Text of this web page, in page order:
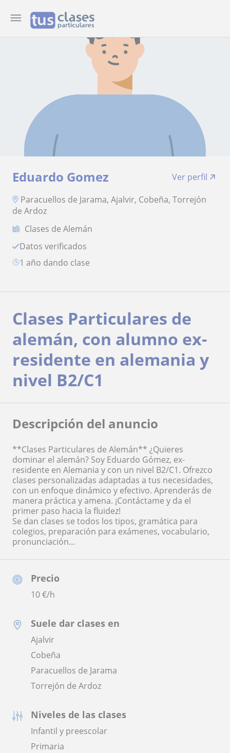
Eduardo Gomez
Ver perfil
Paracuellos de Jarama, Ajalvir, Cobeña, Torrejón
de Ardoz
Clases de Alemán
Datos verificados
1 año dando clase
Precio
10€/h
Suele dar clases en
Ajalvir
Cobeña
Paracuellos de Jarama
Torrejón de Ardoz
Niveles de las clases
Infantil y preescolar
Primaria
Clases Particulares de
alemán, con alumno ex-
residente en alemania y
nivel B2/C1
Descripción del anuncio
**Clases Particulares de Alemán** ¿Quieres
dominar el alemán? Soy Eduardo Gómez, ex-
residente en Alemania y con un nivel B2/C1. Ofrezco
clases personalizadas adaptadas a tus necesidades,
con un enfoque dinámico y efectivo. Aprenderás de
manera práctica y amena. ¡Contáctame y da el
primer paso hacia la fluidez!
Se dan clases se todos los tipos, gramática para
colegios, preparación para exámenes, vocabulario,
pronunciación…